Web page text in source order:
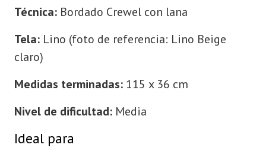
Técnica: Bordado Crewel con lana
Tela: Lino (foto de referencia: Lino Beige
claro)
Medidas terminadas: 115 x 36 cm
Nivel de dificultad: Media
Ideal para